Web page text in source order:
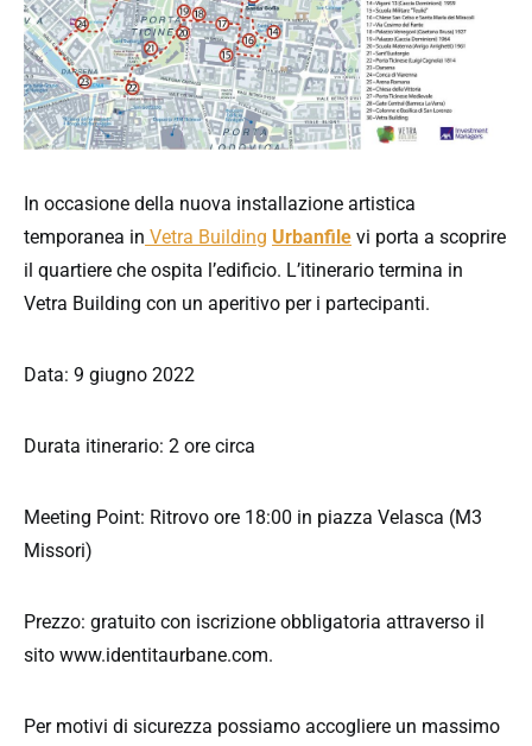
In occasione della nuova installazione artistica
temporanea in Vetra Building Urbanfile vi porta a scoprire
il quartiere che ospita l’edificio. L’itinerario termina in
Vetra Building con un aperitivo per i partecipanti.
Data: 9 giugno 2022
Durata itinerario: 2 ore circa
Meeting Point: Ritrovo ore 18:00 in piazza Velasca (M3
Missori)
Prezzo: gratuito con iscrizione obbligatoria attraverso il
sito www.identitaurbane.com.
Per motivi di sicurezza possiamo accogliere un massimo